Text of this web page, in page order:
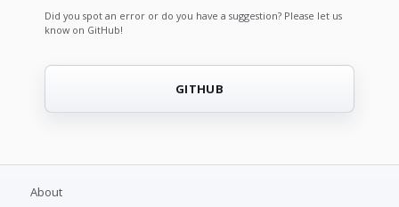
Did you spot an error or do you have a suggestion? Please let us
know on GitHub!
GITHUB
About